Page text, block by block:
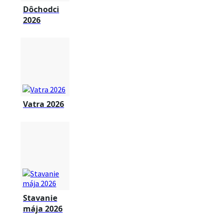
Dôchodci
2026
Vatra 2026
Stavanie
mája 2026